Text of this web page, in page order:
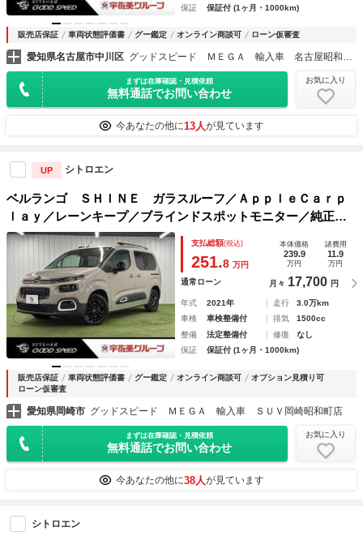
保証
保証付 (1ヶ月・1000km)
販売店保証 車両状態評価書 グー鑑定 オンライン商談可 ローン仮審査
愛知県名古屋市中川区 グッドスピード ＭＥＧＡ 輸入車 名古屋昭和橋店
まずは在庫確認・見積依頼
無料通話でお問い合わせ
お気に入り
今あなたの他に13人が見ています
UP シトロエン
ベルランゴ ＳＨＩＮＥ ガラスルーフ／ＡｐｐｌｅＣａｒｐ
ｌａｙ／レーンキープ／ブラインドスポットモニター／純正ナ
ビ／フルセグテレビ／バックカメラ／アダプティブクルーズコ
ントロール／パドルシフト／ＥＴＣ／サイドカメラ／
支払総額(税込)
251.8 万円
本体価格
239.9
万円
諸費用
11.9
万円
通常ローン 月々 17,700 円
年式 2021年 走行
3.0万km
車検
車検整備付 排気
1500cc
整備
法定整備付 修復
なし
保証
保証付 (1ヶ月・1000km)
販売店保証 車両状態評価書 グー鑑定 オンライン商談可
オプション見積り可
ローン仮審査
愛知県岡崎市 グッドスピード ＭＥＧＡ 輸入車 ＳＵＶ岡崎昭和町店
まずは在庫確認・見積依頼
無料通話でお問い合わせ
お気に入り
今あなたの他に38人が見ています
シトロエン